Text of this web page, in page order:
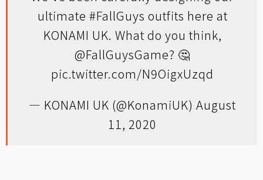
ultimate #FallGuys outfits here at
KONAMI UK. What do you think,
@FallGuysGame? 🤔
pic.twitter.com/N9OigxUzqd
— KONAMI UK (@KonamiUK) August
11, 2020